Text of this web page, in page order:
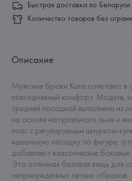
Быстрая доставка по Беларуси
Количество товаров без
Описание
Мужские брюки Kane сочетают в
повседневный комфорт. Модель
средней посадкой выполнена из
на основе натурального льна и
пояс с регулируемым шнурком-
идеальную посадку по фигуре, а
добавляют классические
Это отличная базовая вещь для
непринужденных летних образов.